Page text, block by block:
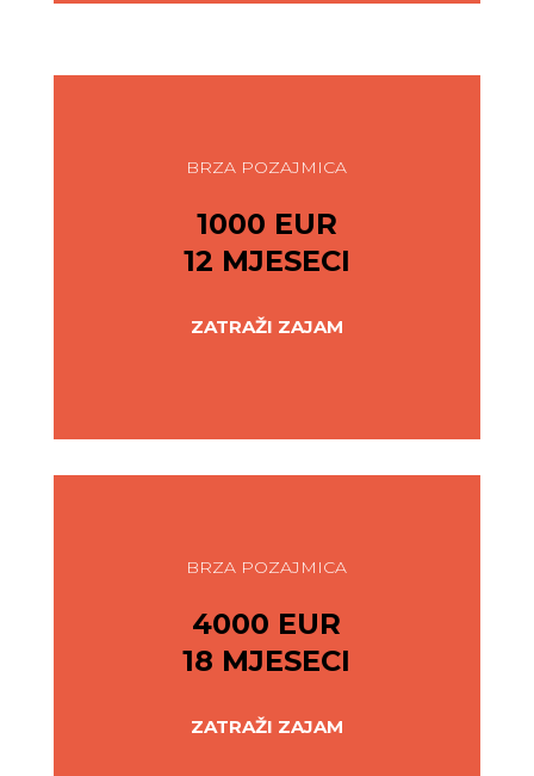
BRZA POZAJMICA
1000 EUR
12 MJESECI
ZATRAŽI ZAJAM
BRZA POZAJMICA
4000 EUR
18 MJESECI
ZATRAŽI ZAJAM